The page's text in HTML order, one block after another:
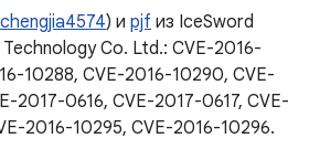
) и pjf из IceSword
Co. Ltd.: CVE-2016-
10288, CVE-2016-10290, CVE-
2017-0616, CVE-2017-0617, CVE-
2016-10295, CVE-2016-10296.